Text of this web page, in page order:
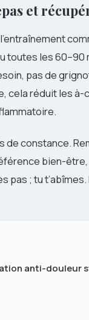
et
toutes les
pas de
cela réduit les
de constance.
bien-être,
pas ; tu
anti-